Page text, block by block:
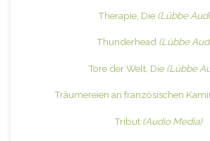
Therapie, Die (Lübbe
Thunderhead (Lübbe
Tore der Welt, Die (Lübbe
Träumereien an französischen
Tribut (Audio Media)